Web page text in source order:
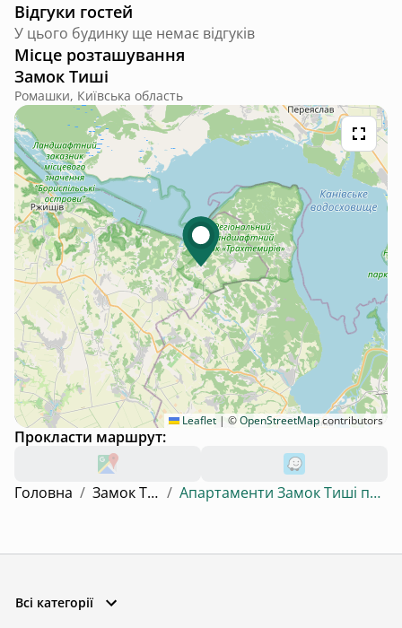
Відгуки гостей
У цього будинку ще немає відгуків
Місце розташування
Замок Тиші
Ромашки, Київська область
Leaflet | ©OpenStreetMapcontributors
Прокласти маршрут:
Головна / Замок Тиші / Апартаменти Замок Тиші преміум !
Всі категорії